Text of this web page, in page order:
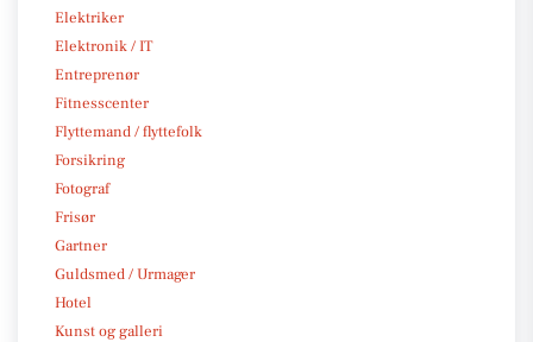
Elektriker
Elektronik / IT
Entreprenør
Fitnesscenter
Flyttemand / flyttefolk
Forsikring
Fotograf
Frisør
Gartner
Guldsmed / Urmager
Hotel
Kunst og galleri